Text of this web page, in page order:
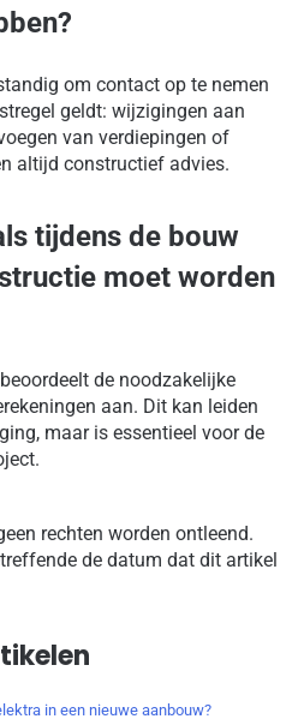
om contact op te nemen
geldt: wijzigingen aan
van verdiepingen of
altijd constructief advies.
tijdens de bouw
moet worden
de noodzakelijke
aan. Dit kan leiden
maar is essentieel voor de
rechten worden ontleend.
de datum dat dit artikel
in een nieuwe aanbouw?